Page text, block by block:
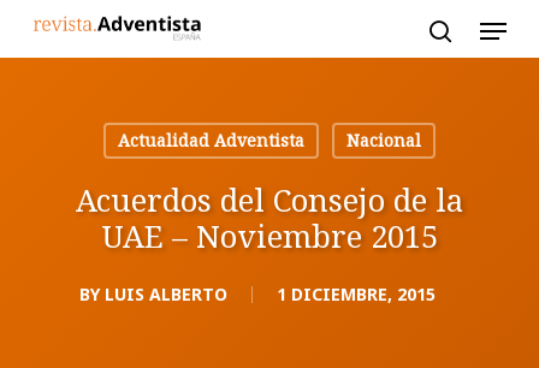
Actualidad Adventista
Nacional
Acuerdos del Consejo de la
UAE – Noviembre 2015
BY LUIS ALBERTO 1 DICIEMBRE, 2015